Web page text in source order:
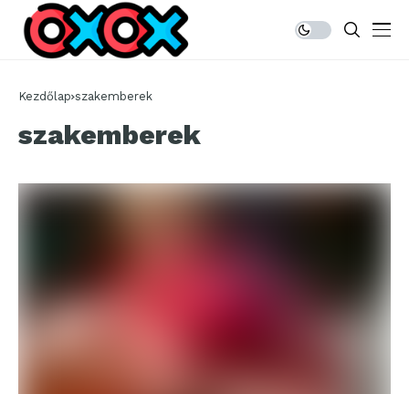
Kezdőlap szakemberek
szakemberek